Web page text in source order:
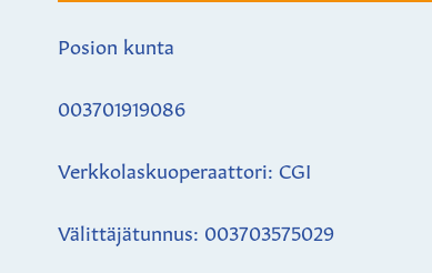
Posion kunta
003701919086
Verkkolaskuoperaattori: CGI
Välittäjätunnus: 003703575029